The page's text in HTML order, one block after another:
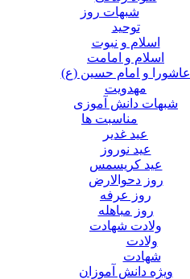
شبهات روز
توحید
اسلام و نبوت
اسلام و امامت
عاشورا و امام حسین (ع)
مهدویت
شبهات دانش آموزی
مناسبت ها
عید غدير
عید نوروز
عید کریسمس
روز دحوالارض
روز عرفه
روز مباهله
ولادت شهادت
ولادت
شهادت
ویژه دانش آموزان